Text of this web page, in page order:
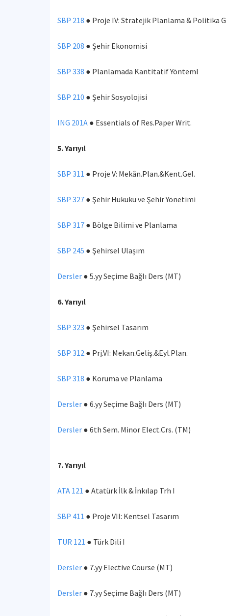
SBP 218 ● Proje IV: Stratejik Planlama & Politika
SBP 208 ● Şehir Ekonomisi
SBP 338 ● Planlamada Kantitatif Yönteml
SBP 210 ● Şehir Sosyolojisi
ING 201A ● Essentials of Res.Paper Writ.
5. Yarıyıl
SBP 311 ● Proje V: Mekân.Plan.&Kent.Gel.
SBP 327 ● Şehir Hukuku ve Şehir Yönetimi
SBP 317 ● Bölge Bilimi ve Planlama
SBP 245 ● Şehirsel Ulaşım
Dersler ● 5.yy Seçime Bağlı Ders (MT)
6. Yarıyıl
SBP 323 ● Şehirsel Tasarım
SBP 312 ● Prj.VI: Mekan.Geliş.&Eyl.Plan.
SBP 318 ● Koruma ve Planlama
Dersler ● 6.yy Seçime Bağlı Ders (MT)
Dersler ● 6th Sem. Minor Elect.Crs. (TM)
7. Yarıyıl
ATA 121 ● Atatürk İlk & İnkılap Trh I
SBP 411 ● Proje VII: Kentsel Tasarım
TUR 121 ● Türk Dili I
Dersler ● 7.yy Elective Course (MT)
Dersler ● 7.yy Seçime Bağlı Ders (MT)